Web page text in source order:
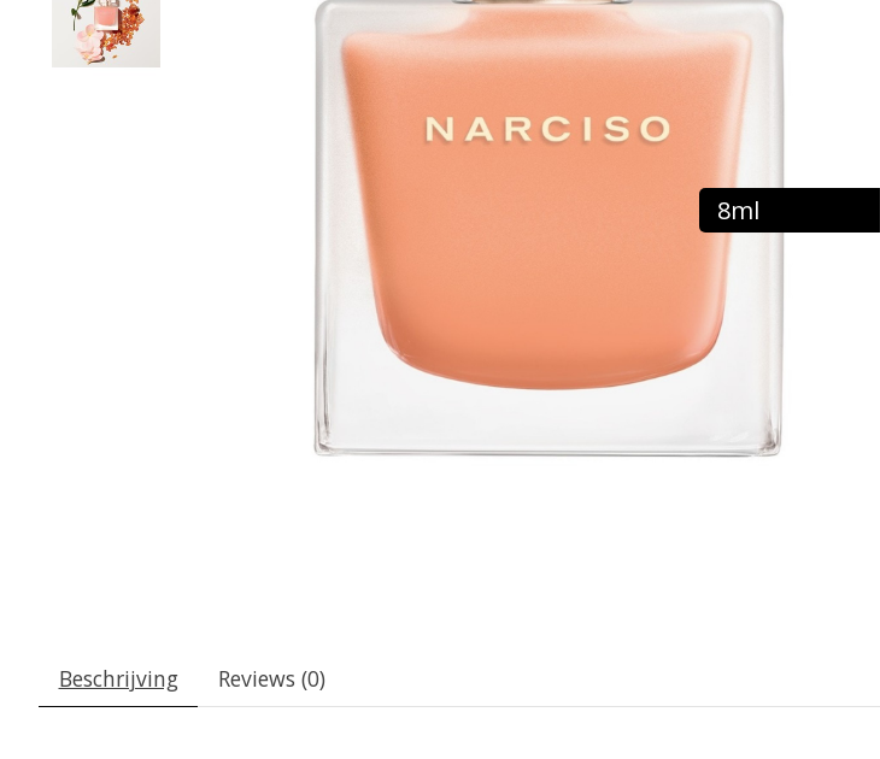
8ml
Beschrijving Reviews (0)